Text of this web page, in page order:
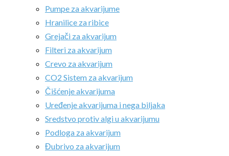
Pumpe za akvarijume
Hranilice za ribice
Grejači za akvarijum
Filteri za akvarijum
Crevo za akvarijum
CO2 Sistem za akvarijum
Čišćenje akvarijuma
Uređenje akvarijuma i nega biljaka
Sredstvo protiv algi u akvarijumu
Podloga za akvarijum
Đubrivo za akvarijum